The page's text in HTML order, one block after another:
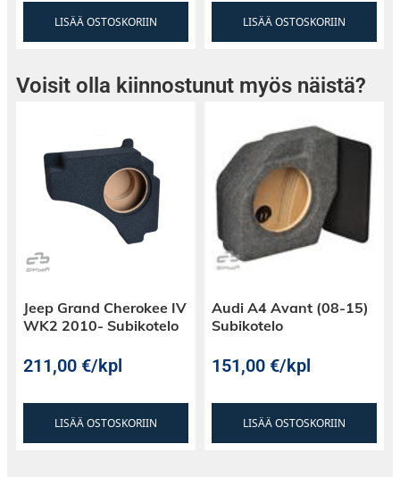
LISÄÄ OSTOSKORIIN LISÄÄ OSTOSKORIIN
Voisit olla kiinnostunut myös näistä?
Jeep Grand Cherokee IV
WK2 2010- Subikotelo
211,00€/kpl
LISÄÄ OSTOSKORIIN
Audi A4 Avant (08-15)
Subikotelo
151,00€/kpl
LISÄÄ OSTOSKORIIN